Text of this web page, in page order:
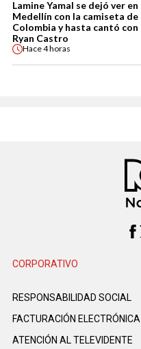
Lamine Yamal se dejó ver en
Medellín con la camiseta de
Colombia y hasta cantó con
Ryan Castro
Hace4 horas
CORPORATIVO
RESPONSABILIDAD SOCIAL
FACTURACIÓN ELECTRÓNICA
ATENCIÓN AL TELEVIDENTE